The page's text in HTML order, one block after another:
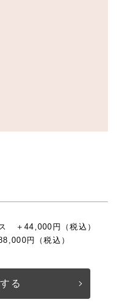
＋44,000円（税込）
円（税込）
る